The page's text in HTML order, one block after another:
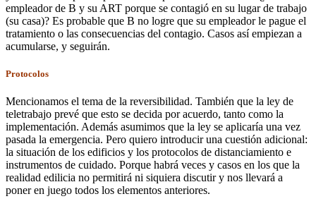
empleador de B y su ART porque se contagió en su lugar de trabajo
(su casa)? Es probable que B no logre que su empleador le pague el
tratamiento o las consecuencias del contagio. Casos así empiezan a
acumularse, y seguirán.
Protocolos
Mencionamos el tema de la reversibilidad. También que la ley de
teletrabajo prevé que esto se decida por acuerdo, tanto como la
implementación. Además asumimos que la ley se aplicaría una vez
pasada la emergencia. Pero quiero introducir una cuestión adicional:
la situación de los edificios y los protocolos de distanciamiento e
instrumentos de cuidado. Porque habrá veces y casos en los que la
realidad edilicia no permitirá ni siquiera discutir y nos llevará a
poner en juego todos los elementos anteriores.